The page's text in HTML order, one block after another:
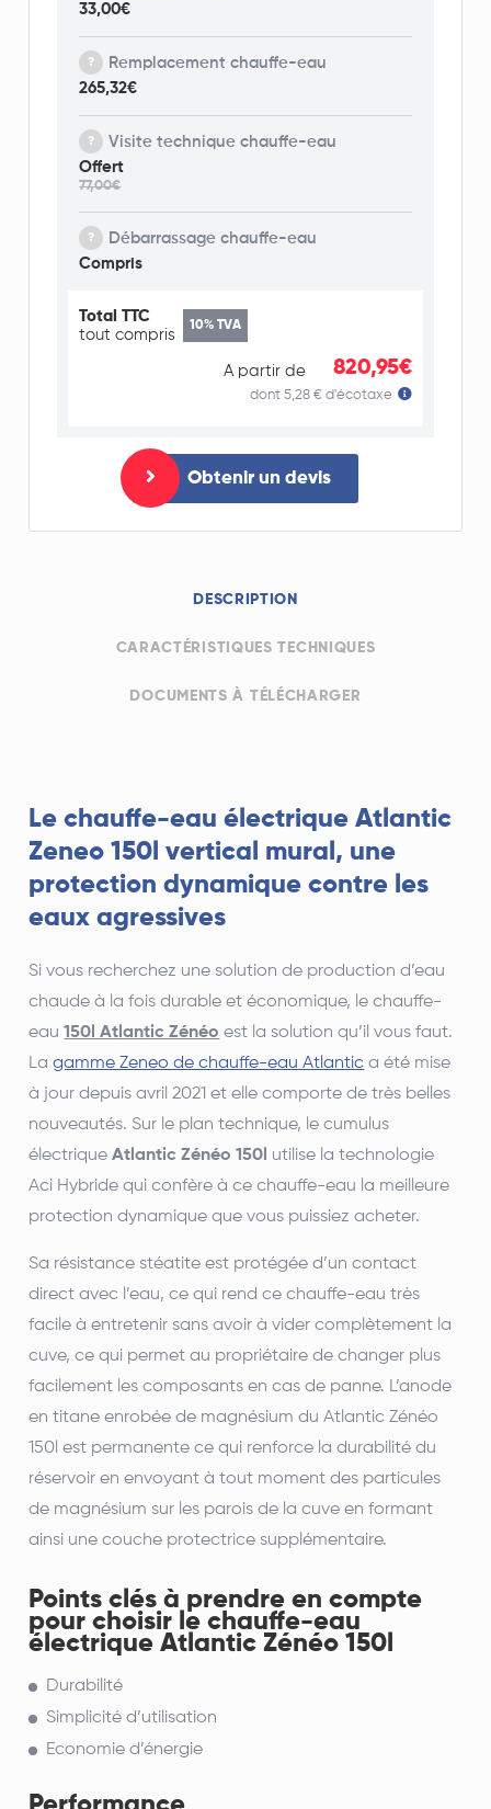
33,00€
Remplacement chauffe-eau
265,32€
Visite technique chauffe-eau
Offert
77,00€
Débarrassage chauffe-eau
Compris
Total TTC
tout compris
10% TVA
A partir de 820,95€
dont 5,28 € d'écotaxe
Obtenir un devis
DESCRIPTION
CARACTÉRISTIQUES TECHNIQUES
DOCUMENTS À TÉLÉCHARGER
Le chauffe-eau électrique Atlantic
Zeneo 150l vertical mural, une
protection dynamique contre les
eaux agressives
Si vous recherchez une solution de production d’eau
chaude à la fois durable et économique, le chauffe-
eau150l Atlantic Zénéo est la solution qu’il vous faut.
Lagamme Zeneo de chauffe-eau Atlantic a été mise
à jour depuis avril 2021 et elle comporte de très belles
nouveautés. Sur le plan technique, le cumulus
électriqueAtlantic Zénéo 150l utilise la technologie
Aci Hybride qui confère à ce chauffe-eau la meilleure
protection dynamique que vous puissiez acheter.
Sa résistance stéatite est protégée d’un contact
direct avec l’eau, ce qui rend ce chauffe-eau très
facile à entretenir sans avoir à vider complètement la
cuve, ce qui permet au propriétaire de changer plus
facilement les composants en cas de panne. L’anode
en titane enrobée de magnésium du Atlantic Zénéo
150l est permanente ce qui renforce la durabilité du
réservoir en envoyant à tout moment des particules
de magnésium sur les parois de la cuve en formant
ainsi une couche protectrice supplémentaire.
Points clés à prendre en compte
pour choisir le chauffe-eau
électrique Atlantic Zénéo 150l
Durabilité
Simplicité d’utilisation
Economie d’énergie